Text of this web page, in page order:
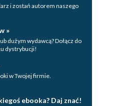
i zostań autorem naszego
»
dużym wydawcą? Dołącz do
dystrybucji!
w Twojej firmie.
ebooka? Daj znać!